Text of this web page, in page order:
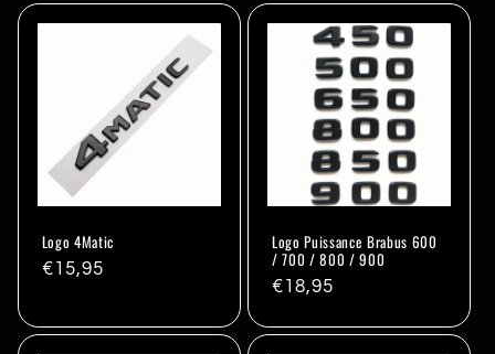
Logo 4Matic
Prix
€15,95
Logo Puissance Brabus 600
/ 700 / 800 / 900
Prix
€18,95